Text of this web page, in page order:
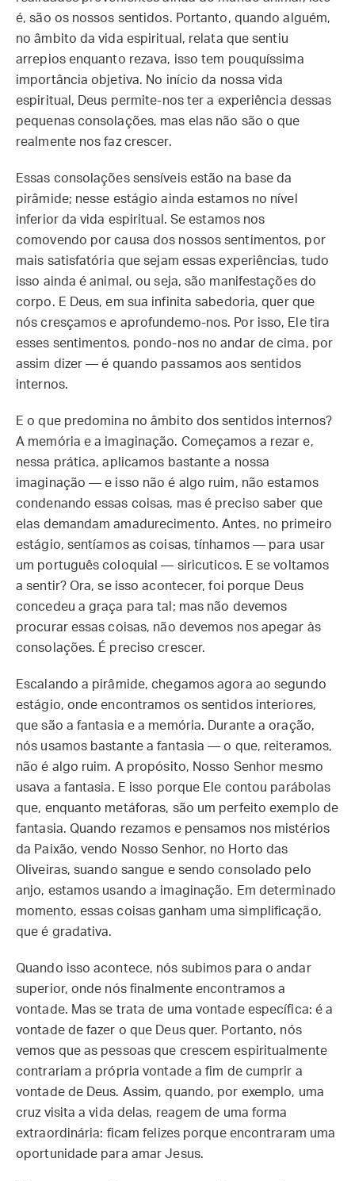
é, são os nossos sentidos. Portanto, quando alguém,
no âmbito da vida espiritual, relata que sentiu
arrepios enquanto rezava, isso tem pouquíssima
importância objetiva. No início da nossa vida
espiritual, Deus permite-nos ter a experiência dessas
pequenas consolações, mas elas não são o que
realmente nos faz crescer.
Essas consolações sensíveis estão na base da
pirâmide; nesse estágio ainda estamos no nível
inferior da vida espiritual. Se estamos nos
comovendo por causa dos nossos sentimentos, por
mais satisfatória que sejam essas experiências, tudo
isso ainda é animal, ou seja, são manifestações do
corpo. E Deus, em sua infinita sabedoria, quer que
nós cresçamos e aprofundemo-nos. Por isso, Ele tira
esses sentimentos, pondo-nos no andar de cima, por
assim dizer — é quando passamos aos sentidos
internos.
E o que predomina no âmbito dos sentidos internos?
A memória e a imaginação. Começamos a rezar e,
nessa prática, aplicamos bastante a nossa
imaginação — e isso não é algo ruim, não estamos
condenando essas coisas, mas é preciso saber que
elas demandam amadurecimento. Antes, no primeiro
estágio, sentíamos as coisas, tínhamos — para usar
um português coloquial — siricuticos. E se voltamos
a sentir? Ora, se isso acontecer, foi porque Deus
concedeu a graça para tal; mas não devemos
procurar essas coisas, não devemos nos apegar às
consolações. É preciso crescer.
Escalando a pirâmide, chegamos agora ao segundo
estágio, onde encontramos os sentidos interiores,
que são a fantasia e a memória. Durante a oração,
nós usamos bastante a fantasia — o que, reiteramos,
não é algo ruim. A propósito, Nosso Senhor mesmo
usava a fantasia. E isso porque Ele contou parábolas
que, enquanto metáforas, são um perfeito exemplo de
fantasia. Quando rezamos e pensamos nos mistérios
da Paixão, vendo Nosso Senhor, no Horto das
Oliveiras, suando sangue e sendo consolado pelo
anjo, estamos usando a imaginação. Em determinado
momento, essas coisas ganham uma simplificação,
que é gradativa.
Quando isso acontece, nós subimos para o andar
superior, onde nós finalmente encontramos a
vontade. Mas se trata de uma vontade específica: é a
vontade de fazer o que Deus quer. Portanto, nós
vemos que as pessoas que crescem espiritualmente
contrariam a própria vontade a fim de cumprir a
vontade de Deus. Assim, quando, por exemplo, uma
cruz visita a vida delas, reagem de uma forma
extraordinária: ficam felizes porque encontraram uma
oportunidade para amar Jesus.